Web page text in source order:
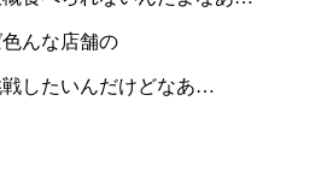
んな店舗の
戦したいんだけどなあ…